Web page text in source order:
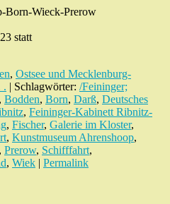
Born-Wieck-Prerow
statt
, Ostsee und Mecklenburg-
. | Schlagwörter: /Feininger;
, Bodden, Born, Darß, Deutsches
, Feininger-Kabinett Ribnitz-
, Fischer, Galerie im Kloster,
, Kunstmuseum Ahrenshoop,
, Prerow, Schifffahrt,
, Wiek | Permalink